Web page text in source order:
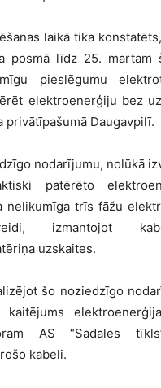
laikā tika
posmā līdz 25. martam
pieslēgumu
elektroenerģiju bez
privātīpašumā Daugavpilī.
nodarījumu, nolūkā
patērēto
nelikumīga trīs fāžu
izmantojot
uzskaites.
šo noziedzīgo
AS “Sadales
kabeli.